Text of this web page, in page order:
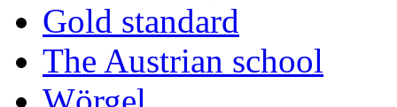
Gold standard
The Austrian school